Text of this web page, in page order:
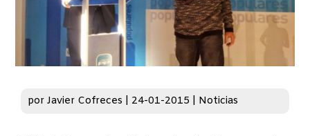
porJavier Cofreces 24-01-2015 Noticias